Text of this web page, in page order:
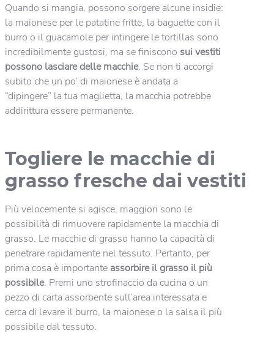
Quando si mangia, possono sorgere alcune insidie:
la maionese per le patatine fritte, la baguette con il
burro o il guacamole per intingere le tortillas sono
incredibilmente gustosi, ma se finiscono sui vestiti
possono lasciare delle macchie. Se non ti accorgi
subito che un po’ di maionese è andata a
“dipingere” la tua maglietta, la macchia potrebbe
addirittura essere permanente.
Togliere le macchie di
grasso fresche dai vestiti
Più velocemente si agisce, maggiori sono le
possibilità di rimuovere rapidamente la macchia di
grasso. Le macchie di grasso hanno la capacità di
penetrare rapidamente nel tessuto. Pertanto, per
prima cosa è importante assorbire il grasso il più
possibile. Premi uno strofinaccio da cucina o un
pezzo di carta assorbente sull’area interessata e
cerca di levare il burro, la maionese o la salsa il più
possibile dal tessuto.